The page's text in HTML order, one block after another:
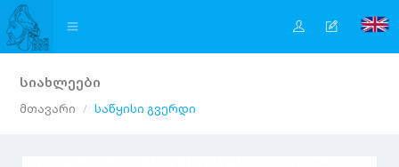
სიახლეები
მთავარი საწყისი გვერდი